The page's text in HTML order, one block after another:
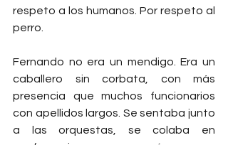
respeto a los humanos. Por respeto al
perro.
Fernando no era un mendigo. Era un
caballero sin corbata, con más
presencia que muchos funcionarios
con apellidos largos. Se sentaba junto
a las orquestas, se colaba en